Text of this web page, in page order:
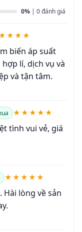
0% | 0 đánh giá
biến áp suất
lí, dịch vụ và
và tận tâm.
★★★★★
tình vui vẻ, giá
★★★★★
Hài lòng về sản